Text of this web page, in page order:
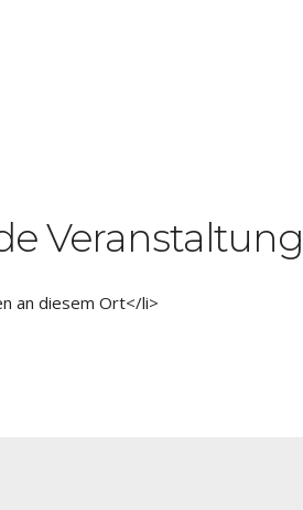
an diesem Ort</li>